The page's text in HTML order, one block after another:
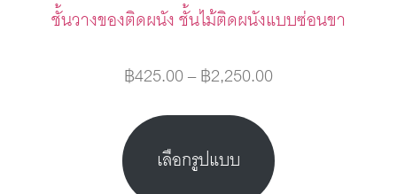
ชั้นวางของติดผนัง ชั้นไม้ติดผนังแบบซ่อนขา
฿425.00–฿2,250.00
เลือกรูปแบบ